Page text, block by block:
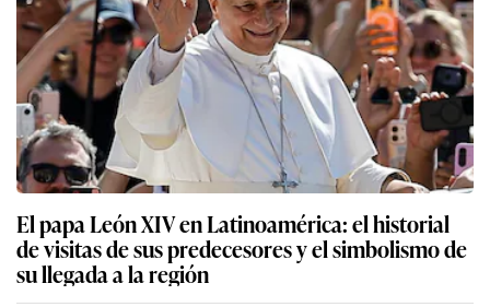
El papa León XIV en Latinoamérica: el historial
de visitas de sus predecesores y el simbolismo de
su llegada a la región